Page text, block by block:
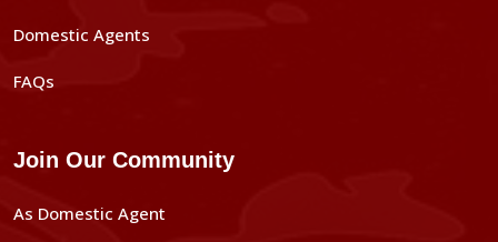
Domestic Agents
FAQs
Join Our Community
As Domestic Agent